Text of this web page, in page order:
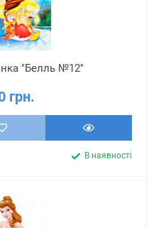
"Белль №12"
грн.
В наявності